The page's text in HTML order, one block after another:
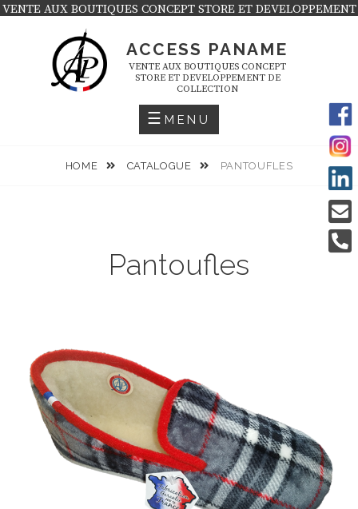
Skip
VENTE AUX BOUTIQUES CONCEPT STORE ET DEVELOPPEMENT
ACCESS PANAME
VENTE AUX BOUTIQUES CONCEPT
STORE ET DEVELOPPEMENT DE
COLLECTION
MENU
HOME CATALOGUE PANTOUFLES
Pantoufles